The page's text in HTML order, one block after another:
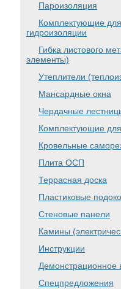
Пароизоляция
Комплектующие
гидроизоляции
Гибка листового
элементы)
Утеплители
Мансардные окна
Чердачные
Комплектующие
Кровельные
Плита ОСП
Террасная доска
Пластиковые
Стеновые панели
Камины
Инструкции
Демонстрационное
Спецпредложения